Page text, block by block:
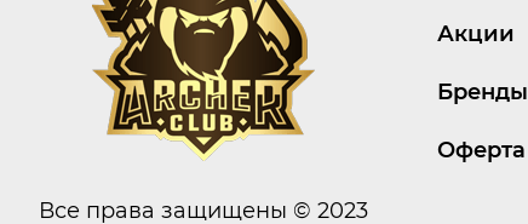
Все права защищены © 2023
Акции
Бренды
Оферта